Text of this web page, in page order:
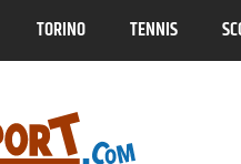
TORINO TENNIS